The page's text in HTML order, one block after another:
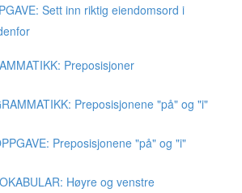
Sett inn riktig eiendomsord i
Preposisjoner
Preposisjonene "på" og "i"
Preposisjonene "på" og "i"
Høyre og venstre